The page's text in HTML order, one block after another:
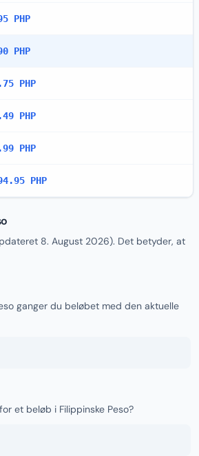
PHP
PHP
PHP
PHP
PHP
PHP
8. August 2026). Det betyder, at
ganger du beløbet med den aktuelle
et beløb i Filippinske Peso?